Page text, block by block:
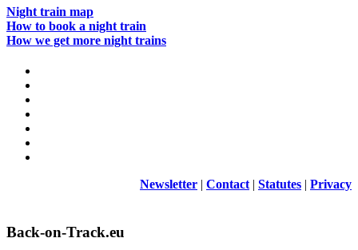
Night train map
How to book a night train
How we get more night trains
Newsletter | Contact | Statutes | Privacy
Back-on-Track.eu